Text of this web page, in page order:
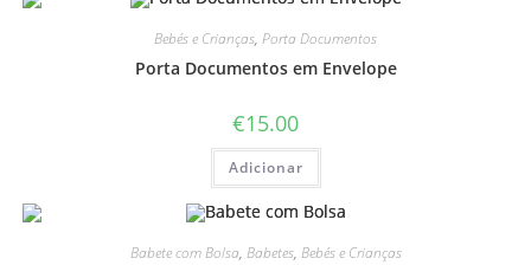
Bebés e Crianças, Porta Documentos
Porta Documentos em Envelope
€15.00
Adicionar
Babete com Bolsa, Babetes, Bebés e Crianças